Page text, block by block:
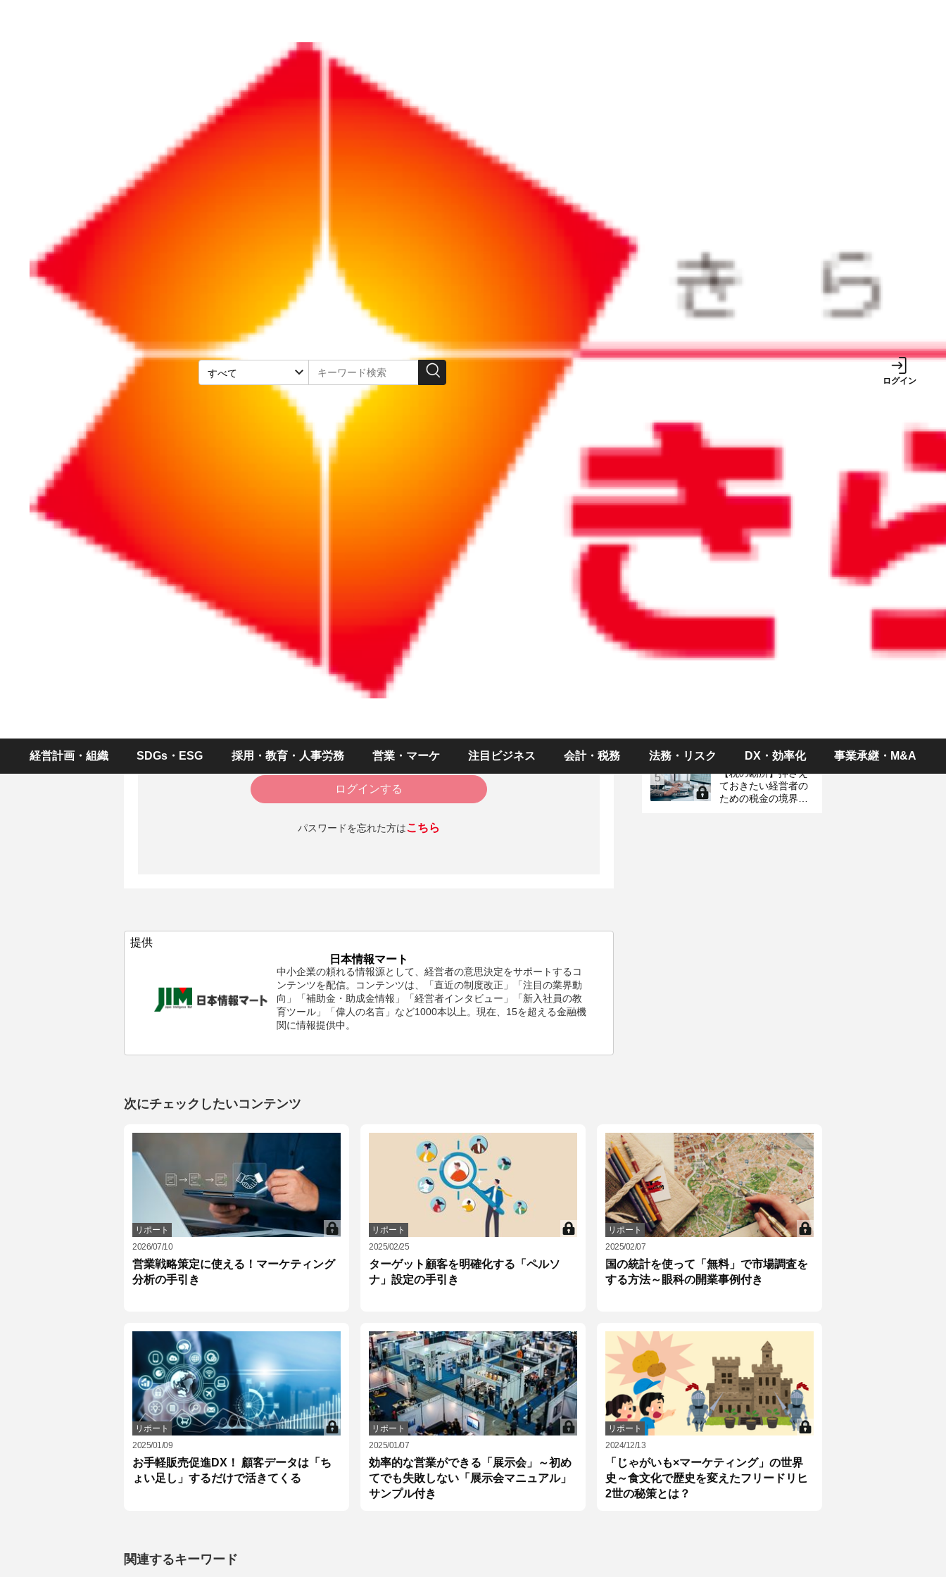
ログイン
経営計画・組織 SDGs・ESG 採用・教育・人事労務 営業・マーケ 注目ビジネス 会計・税務 法務・リスク DX・効率化 事業承継・M&A
営業・マーケ 受験生のハートに刺さった乳酸菌タブレットの「屋外広告」とは？
この記事を印刷する
受験生のハートに刺さった乳酸菌タブレットの
受験生のハートに刺さった「剥がせるお守り広告」担当者に、プロジェクトにか
けた想いをインタビュー！ほか、挑戦してみたい屋外広告3種についても解説し
ます。
続きをお読みになるにはログインが必要です。
ログインを維持する
ログインする
パスワードを忘れた方はこちら
提供
日本情報マート
中小企業の頼れる情報源として、経営者の意思決定をサポートするコ
ンテンツを配信。コンテンツは、「直近の制度改正」「注目の業界動
向」「補助金・助成金情報」「経営者インタビュー」「新入社員の教
育ツール」「偉人の名言」など1000本以上。現在、15を超える金融機
関に情報提供中。
2025/12/23
山形県が経験豊富な副業プロ人
材とのマッチングを支援！やま
がた未来（みら）くる人材活用
2024/12/24
2024年10月から値上げした郵便
料金。電子化でコスト高を解決
巷で噂の税金対策は
2
ょっと未来のニュー
お金のやり取りがな
5
【税の勘所】押さえ
ておきたい経営者の
ための税金の境界線
次にチェックしたいコンテンツ
リポート
2026/07/10
営業戦略策定に使える！マーケティング
分析の手引き
リポート
2025/02/25
ターゲット顧客を明確化する「ペルソ
ナ」設定の手引き
リポート
2025/02/07
国の統計を使って「無料」で市場調査を
する方法～眼科の開業事例付き
リポート
2025/01/09
お手軽販売促進DX！ 顧客データは「ち
ょい足し」するだけで活きてくる
リポート
2025/01/07
効率的な営業ができる「展示会」～初め
てでも失敗しない「展示会マニュアル」
サンプル付き
リポート
2024/12/13
「じゃがいも×マーケティング」の世界
史～食文化で歴史を変えたフリードリヒ
2世の秘策とは？
関連するキーワード